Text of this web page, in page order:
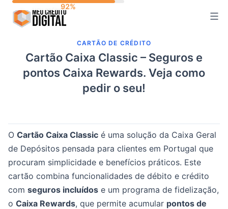
CARTÃO DE CRÉDITO
Cartão Caixa Classic – Seguros e
pontos Caixa Rewards. Veja como
pedir o seu!
O Cartão Caixa Classic é uma solução da Caixa Geral
de Depósitos pensada para clientes em Portugal que
procuram simplicidade e benefícios práticos. Este
cartão combina funcionalidades de débito e crédito
com seguros incluídos e um programa de fidelização,
o Caixa Rewards, que permite acumular pontos de